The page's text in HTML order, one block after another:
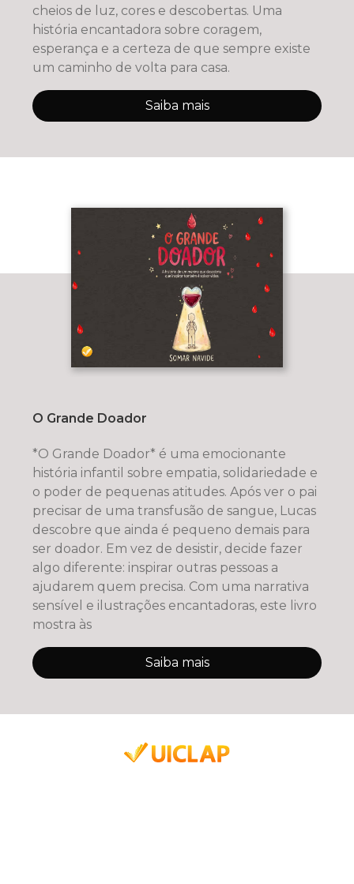
cheios de luz, cores e descobertas. Uma
história encantadora sobre coragem,
esperança e a certeza de que sempre existe
um caminho de volta para casa.
Saiba mais
O Grande Doador
*O Grande Doador* é uma emocionante
história infantil sobre empatia, solidariedade e
o poder de pequenas atitudes. Após ver o pai
precisar de uma transfusão de sangue, Lucas
descobre que ainda é pequeno demais para
ser doador. Em vez de desistir, decide fazer
algo diferente: inspirar outras pessoas a
ajudarem quem precisa. Com uma narrativa
sensível e ilustrações encantadoras, este livro
mostra às
Saiba mais